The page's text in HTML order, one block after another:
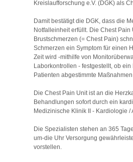
Kreislaufforschung e.V. (DGK) als
Damit bestätigt die DGK, dass die
Notfalleinheit erfüllt. Die Chest
Brustschmerzen (= Chest Pain)
Schmerzen ein Symptom für einen
Zeit wird -mithilfe von
Laborkontrollen - festgestellt, ob
Patienten abgestimmte
Die Chest Pain Unit ist an die
Behandlungen sofort durch ein
Medizinische Klinik II - Kardiologie
Die Spezialisten stehen an 365
um-die Uhr Versorgung
vorstellen.